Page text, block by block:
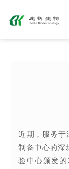
近期，服务于
制备中心的深
验中心颁发